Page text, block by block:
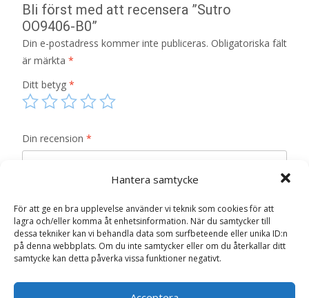
Hantera samtycke
För att ge en bra upplevelse använder vi teknik som cookies för att
lagra och/eller komma åt enhetsinformation. När du samtycker till
dessa tekniker kan vi behandla data som surfbeteende eller unika ID:n
på denna webbplats. Om du inte samtycker eller om du återkallar ditt
samtycke kan detta påverka vissa funktioner negativt.
Bli först med att recensera ”Sutro
OO9406-B0”
Din e-postadress kommer inte publiceras. Obligatoriska fält
är märkta *
Ditt betyg *
Din recension *
Namn*
E-post*
Spara mitt namn, min e-postadress och webbplats i